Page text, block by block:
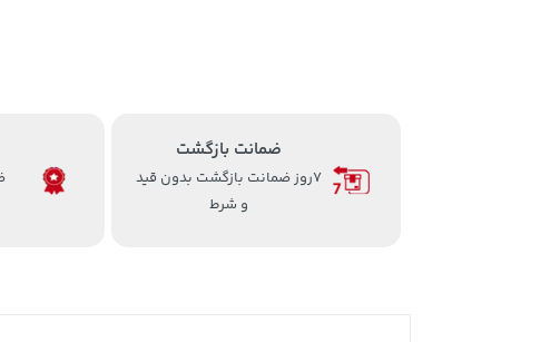
ضمانت بازگشت
7روز ضمانت بازگشت بدون قید
و شرط